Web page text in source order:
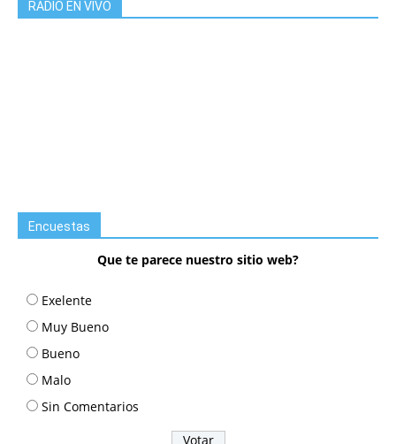
RADIO EN VIVO
Encuestas
Que te parece nuestro sitio web?
Exelente
Muy Bueno
Bueno
Malo
Sin Comentarios